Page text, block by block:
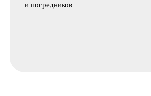
и посредников